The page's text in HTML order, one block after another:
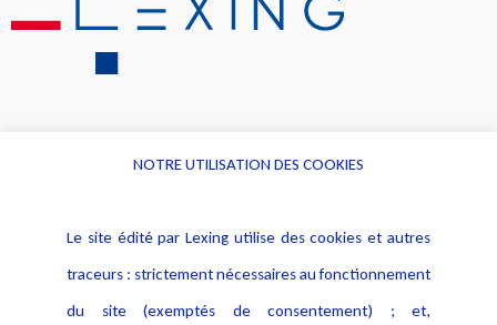
Alerte professionnelle
Déclaration d'accessibilité
Notice Légale
NOTRE UTILISATION DES COOKIES
Le site édité par Lexing utilise des cookies et autres
traceurs : strictement nécessaires au fonctionnement
du site (exemptés de consentement) ; et,